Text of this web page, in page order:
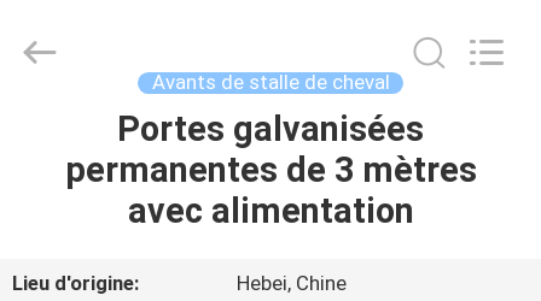
MAISON
metal
products
Avants de stalle de cheval
Portes galvanisées
permanentes de 3 mètres
avec alimentation
Lieu d'origine:
Hebei, Chine